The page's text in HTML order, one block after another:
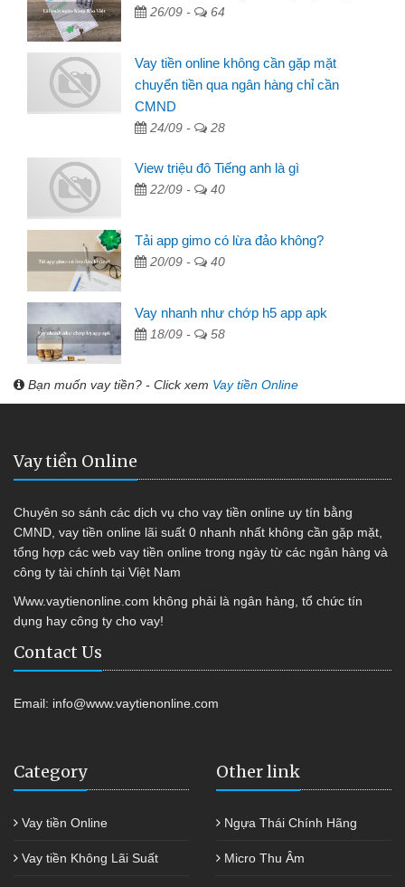
26/09 - 64
Vay tiền online không cần gặp mặt
chuyển tiền qua ngân hàng chỉ cần
CMND
24/09 - 28
View triệu đô Tiếng anh là gì
22/09 - 40
Tải app gimo có lừa đảo không?
20/09 - 40
Vay nhanh như chớp h5 app apk
18/09 - 58
Bạn muốn vay tiền? - Click xem Vay tiền Online
Vay tiền Online
Chuyên so sánh các dịch vụ cho vay tiền online uy tín bằng
CMND, vay tiền online lãi suất 0 nhanh nhất không cần gặp mặt,
tổng hợp các web vay tiền online trong ngày từ các ngân hàng và
công ty tài chính tại Việt Nam
Www.vaytienonline.com không phải là ngân hàng, tổ chức tín
dụng hay công ty cho vay!
Contact Us
Email: info@www.vaytienonline.com
Category
Vay tiền Online
Vay tiền Không Lãi Suất
Other link
Ngựa Thái Chính Hãng
Micro Thu Âm